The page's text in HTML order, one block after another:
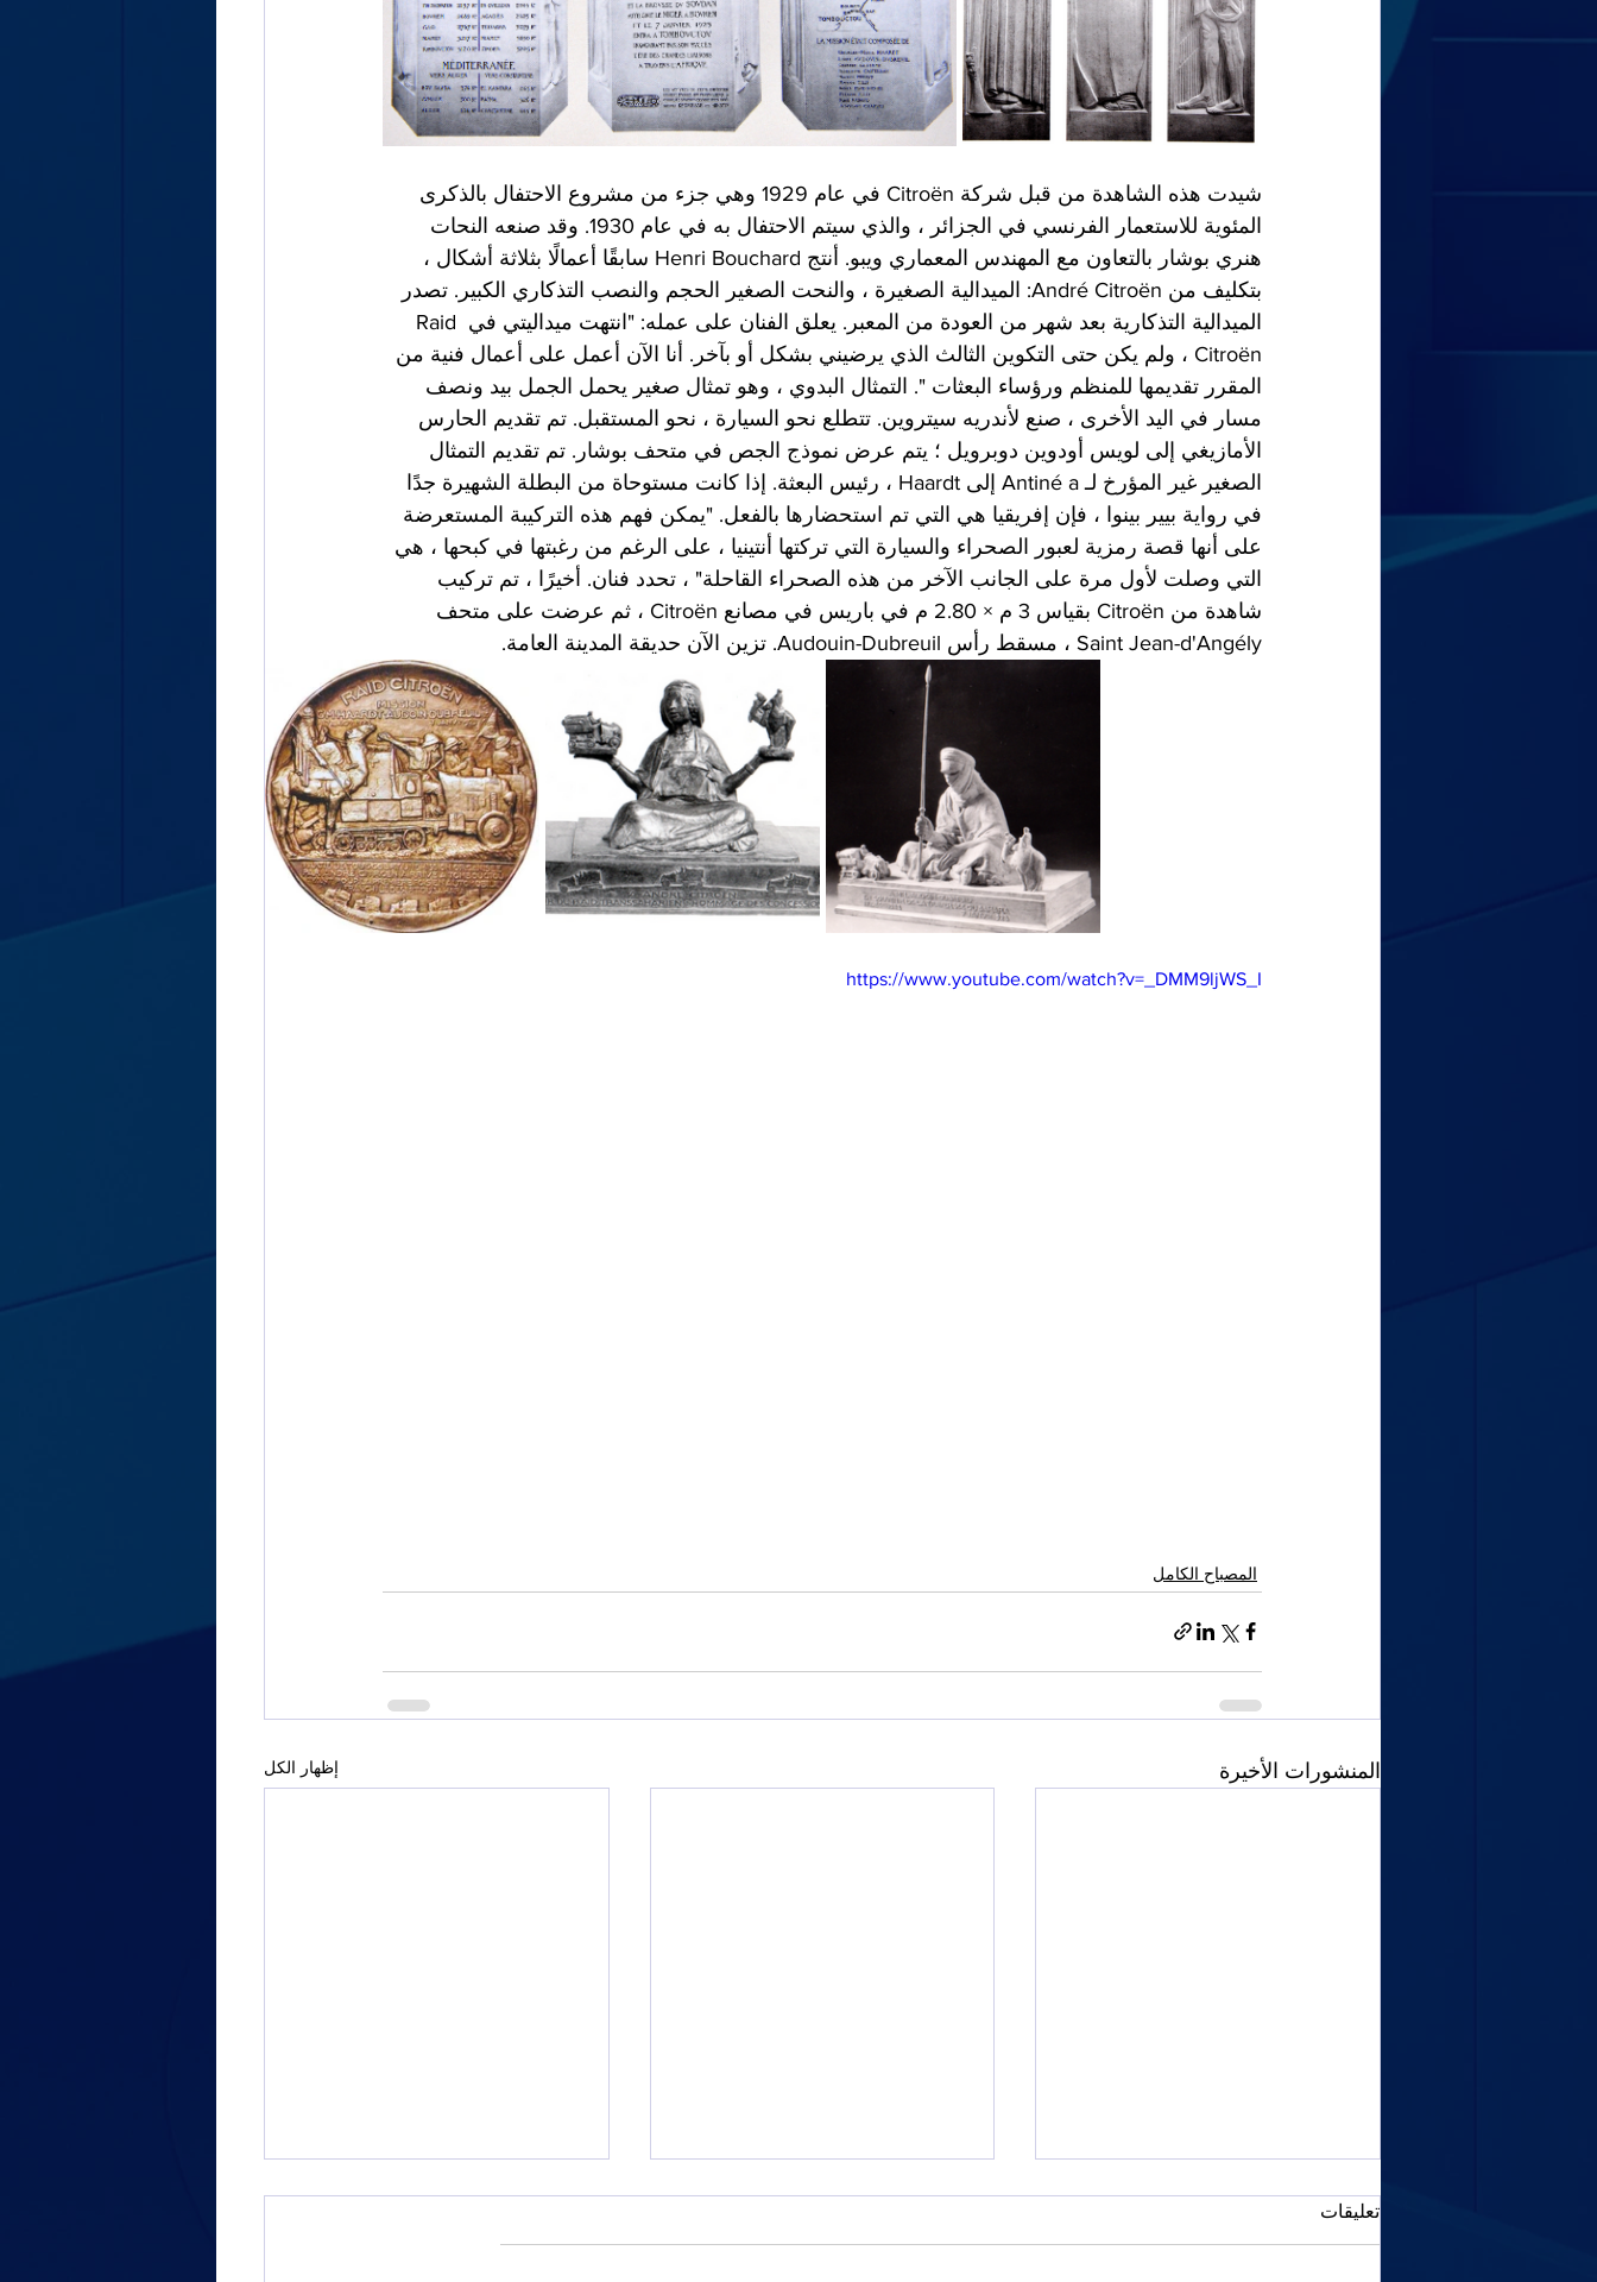
شيدت هذه الشاهدة من قبل شركة Citroën في عام 1929 وهي جزء من مشروع الاحتفال بالذكرى
المئوية للاستعمار الفرنسي في الجزائر ، والذي سيتم الاحتفال به في عام 1930. وقد صنعه النحات
هنري بوشار بالتعاون مع المهندس المعماري ويبو. أنتج Henri Bouchard سابقًا أعمالًا بثلاثة أشكال ،
بتكليف من André Citroën: الميدالية الصغيرة ، والنحت الصغير الحجم والنصب التذكاري الكبير. تصدر
الميدالية التذكارية بعد شهر من العودة من المعبر. يعلق الفنان على عمله: "انتهت ميداليتي في Raid
Citroën ، ولم يكن حتى التكوين الثالث الذي يرضيني بشكل أو بآخر. أنا الآن أعمل على أعمال فنية من
المقرر تقديمها للمنظم ورؤساء البعثات ". التمثال البدوي ، وهو تمثال صغير يحمل الجمل بيد ونصف
مسار في اليد الأخرى ، صنع لأندريه سيتروين. تتطلع نحو السيارة ، نحو المستقبل. تم تقديم الحارس
الأمازيغي إلى لويس أودوين دوبرويل ؛ يتم عرض نموذج الجص في متحف بوشار. تم تقديم التمثال
الصغير غير المؤرخ لـ Antiné a إلى Haardt ، رئيس البعثة. إذا كانت مستوحاة من البطلة الشهيرة جدًا
في رواية بيير بينوا ، فإن إفريقيا هي التي تم استحضارها بالفعل. "يمكن فهم هذه التركيبة المستعرضة
على أنها قصة رمزية لعبور الصحراء والسيارة التي تركتها أنتينيا ، على الرغم من رغبتها في كبحها ، هي
التي وصلت لأول مرة على الجانب الآخر من هذه الصحراء القاحلة" ، تحدد فنان. أخيرًا ، تم تركيب
شاهدة من Citroën بقياس 3 م × 2.80 م في باريس في مصانع Citroën ، ثم عرضت على متحف
Saint Jean-d'Angély ، مسقط رأس Audouin-Dubreuil. تزين الآن حديقة المدينة العامة.
https://www.youtube.com/watch?v=_DMM9ljWS_I
المصباح الكامل
المنشورات الأخيرة إظهار الكل
تعليقات